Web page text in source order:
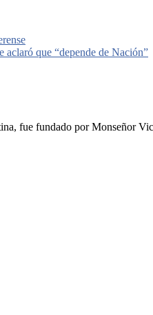
aclaró que “depende de Nación”
fue fundado por Monseñor